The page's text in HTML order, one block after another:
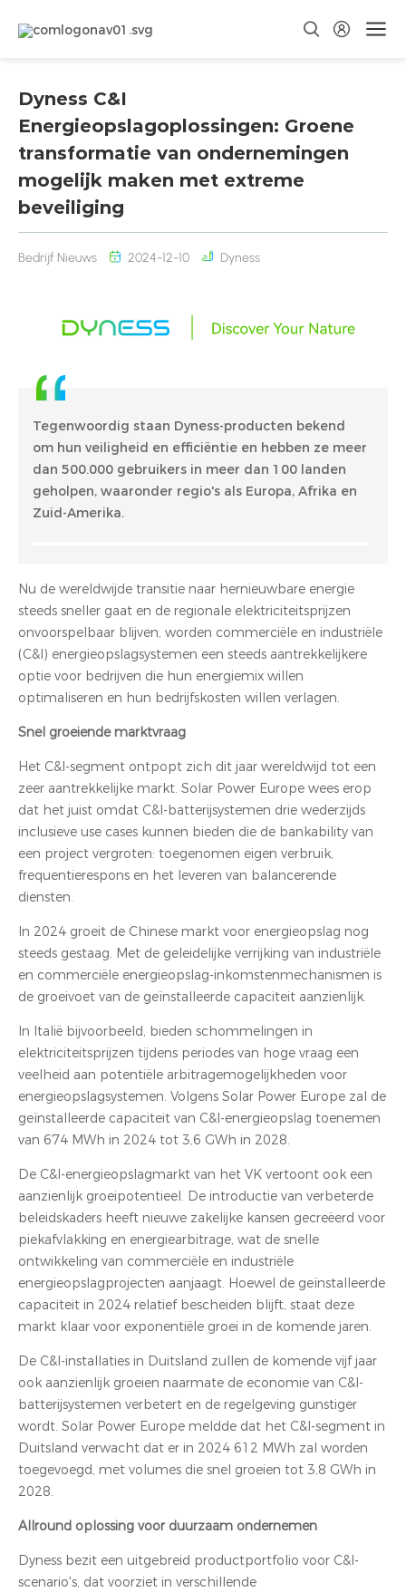
Dyness C&I
Energieopslagoplossingen: Groene
transformatie van ondernemingen
mogelijk maken met extreme
beveiliging
Bedrijf Nieuws 2024-12-10 Dyness
Tegenwoordig staan ​​Dyness-producten bekend
om hun veiligheid en efficiëntie en hebben ze meer
dan 500.000 gebruikers in meer dan 100 landen
geholpen, waaronder regio's als Europa, Afrika en
Zuid-Amerika.
Nu de wereldwijde transitie naar hernieuwbare energie
steeds sneller gaat en de regionale elektriciteitsprijzen
onvoorspelbaar blijven, worden commerciële en industriële
(C&I) energieopslagsystemen een steeds aantrekkelijkere
optie voor bedrijven die hun energiemix willen
optimaliseren en hun bedrijfskosten willen verlagen.
Snel groeiende marktvraag
Het C&I-segment ontpopt zich dit jaar wereldwijd tot een
zeer aantrekkelijke markt. Solar Power Europe wees erop
dat het juist omdat C&I-batterijsystemen drie wederzijds
inclusieve use cases kunnen bieden die de bankability van
een project vergroten: toegenomen eigen verbruik,
frequentierespons en het leveren van balancerende
diensten.
In 2024 groeit de Chinese markt voor energieopslag nog
steeds gestaag. Met de geleidelijke verrijking van industriële
en commerciële energieopslag-inkomstenmechanismen is
de groeivoet van de geïnstalleerde capaciteit aanzienlijk.
In Italië bijvoorbeeld, bieden schommelingen in
elektriciteitsprijzen tijdens periodes van hoge vraag een
veelheid aan potentiële arbitragemogelijkheden voor
energieopslagsystemen. Volgens Solar Power Europe zal de
geïnstalleerde capaciteit van C&I-energieopslag toenemen
van 674 MWh in 2024 tot 3,6 GWh in 2028.
De C&I-energieopslagmarkt van het VK vertoont ook een
aanzienlijk groeipotentieel. De introductie van verbeterde
beleidskaders heeft nieuwe zakelijke kansen gecreëerd voor
piekafvlakking en energiearbitrage, wat de snelle
ontwikkeling van commerciële en industriële
energieopslagprojecten aanjaagt. Hoewel de geïnstalleerde
capaciteit in 2024 relatief bescheiden blijft, staat deze
markt klaar voor exponentiële groei in de komende jaren.
De C&I-installaties in Duitsland zullen de komende vijf jaar
ook aanzienlijk groeien naarmate de economie van C&I-
batterijsystemen verbetert en de regelgeving gunstiger
wordt. Solar Power Europe meldde dat het C&I-segment in
Duitsland verwacht dat er in 2024 612 MWh zal worden
toegevoegd, met volumes die snel groeien tot 3,8 GWh in
2028.
Allround oplossing voor duurzaam ondernemen
Dyness bezit een uitgebreid productportfolio voor C&I-
scenario's, dat voorziet in verschillende